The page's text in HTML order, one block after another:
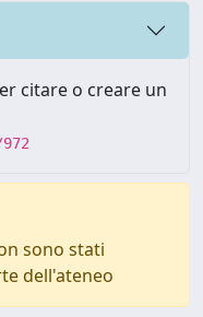
citare o creare un
sono stati
dell'ateneo